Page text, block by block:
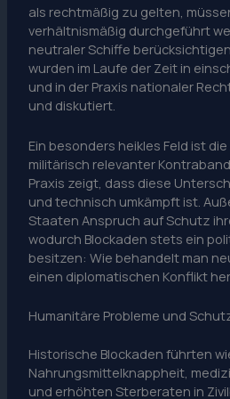
als rechtmäßig zu gelten,
verhältnismäßig durchgeführt
neutraler Schiffe
wurden im Laufe der Zeit in
und in der Praxis nationaler
und diskutiert.
Ein besonders heikles Feld ist
militärisch relevanter
Praxis zeigt, dass diese
und technisch umkämpft ist.
Staaten Anspruch auf Schutz
wodurch Blockaden stets ein
besitzen: Wie behandelt man
einen diplomatischen Konflikt
Humanitäre Probleme und
Historische Blockaden führten
Nahrungsmittelknappheit,
und erhöhten Sterberaten in